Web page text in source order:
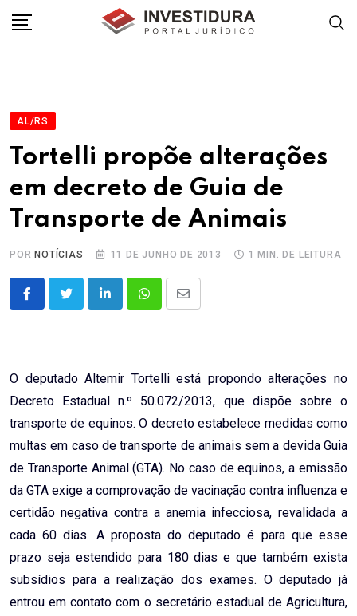
AL/RS
Tortelli propõe alterações
em decreto de Guia de
Transporte de Animais
POR NOTÍCIAS 11 DE JUNHO DE 2013 1 MIN. DE LEITURA
LinkedInWhatsappShare
O deputado Altemir Tortelli está propondo alterações no
Decreto Estadual n.º 50.072/2013, que dispõe sobre o
transporte de equinos. O decreto estabelece medidas como
multas em caso de transporte de animais sem a devida Guia
de Transporte Animal (GTA). No caso de equinos, a emissão
da GTA exige a comprovação de vacinação contra influenza e
certidão negativa contra a anemia infecciosa, revalidada a
cada 60 dias. A proposta do deputado é para que esse
prazo seja estendido para 180 dias e que também exista
subsídios para a realização dos exames. O deputado já
entrou em contato com o secretário estadual de Agricultura,